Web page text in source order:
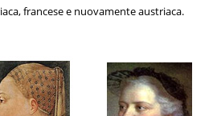
francese e nuovamente austriaca.